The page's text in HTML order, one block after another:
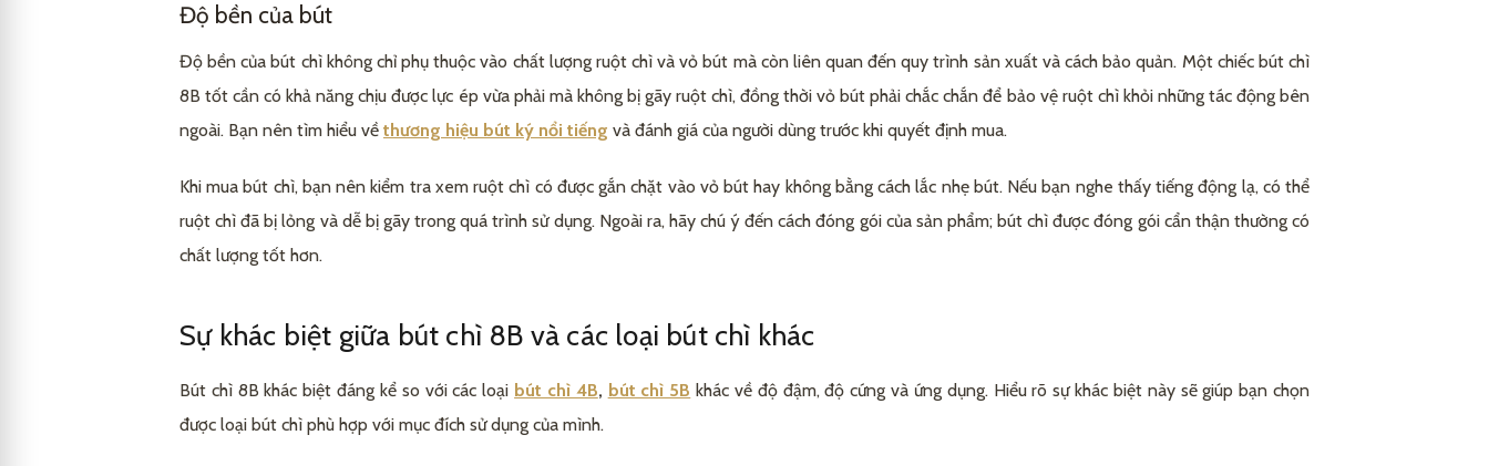
Độ bền của bút
Độ bền của bút chì không chỉ phụ thuộc vào chất lượng ruột chì và vỏ bút mà còn liên quan đến quy trình sản xuất và cách bảo quản. Một chiếc bút chì
8B tốt cần có khả năng chịu được lực ép vừa phải mà không bị gãy ruột chì, đồng thời vỏ bút phải chắc chắn để bảo vệ ruột chì khỏi những tác động bên
ngoài. Bạn nên tìm hiểu về thương hiệu bút ký nổi tiếng và đánh giá của người dùng trước khi quyết định mua.
Khi mua bút chì, bạn nên kiểm tra xem ruột chì có được gắn chặt vào vỏ bút hay không bằng cách lắc nhẹ bút. Nếu bạn nghe thấy tiếng động lạ, có thể
ruột chì đã bị lỏng và dễ bị gãy trong quá trình sử dụng. Ngoài ra, hãy chú ý đến cách đóng gói của sản phẩm; bút chì được đóng gói cẩn thận thường có
chất lượng tốt hơn.
Sự khác biệt giữa bút chì 8B và các loại bút chì khác
Bút chì 8B khác biệt đáng kể so với các loại bút chì 4B, bút chì 5B khác về độ đậm, độ cứng và ứng dụng. Hiểu rõ sự khác biệt này sẽ giúp bạn chọn
được loại bút chì phù hợp với mục đích sử dụng của mình.